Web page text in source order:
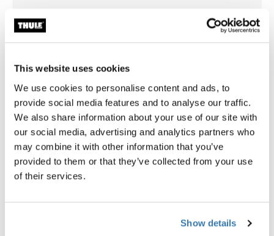
This website uses cookies
We use cookies to personalise content and ads, to
provide social media features and to analyse our traffic.
We also share information about your use of our site with
our social media, advertising and analytics partners who
may combine it with other information that you’ve
provided to them or that they’ve collected from your use
of their services.
Show details
Tapahtumat
Katso, mitä uusia tapahtumia Thule järjestää, jotta voit
Lue lisää